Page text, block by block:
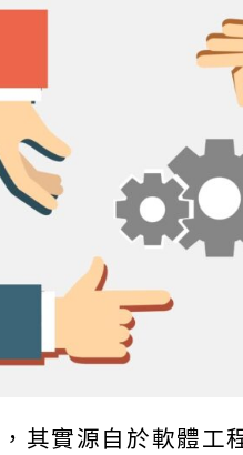
其實源自於軟體工